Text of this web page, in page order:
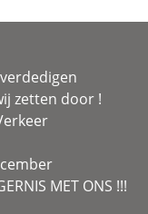
zetten door !
MET ONS !!!